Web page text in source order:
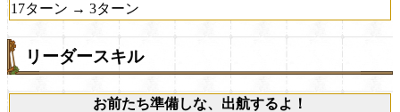
17ターン → 3ターン
リーダースキル
お前たち準備しな、出航するよ！